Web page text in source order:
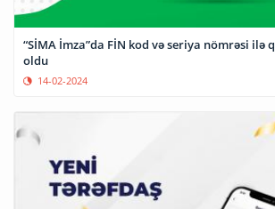
“SİMA İmza”da FİN kod və seriya nömrəsi ilə
oldu
14-02-2024